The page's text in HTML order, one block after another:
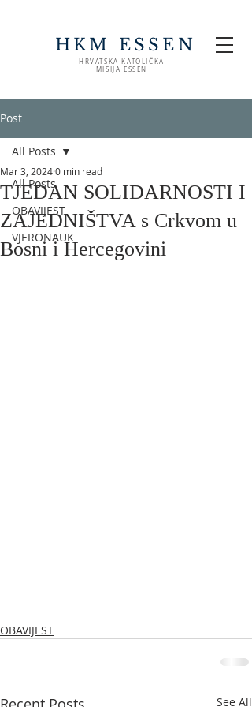
HKM ESSEN
HRVATSKA KATOLIČKA
MISIJA ESSEN
Post
All Posts
OBAVIJEST
VJERONAUK
All Posts
TJEDAN SOLIDARNOSTI I
ZAJEDNIŠTVA s Crkvom u
Bosni i Hercegovini
Mar 3, 20240 min read
OBAVIJEST
See All